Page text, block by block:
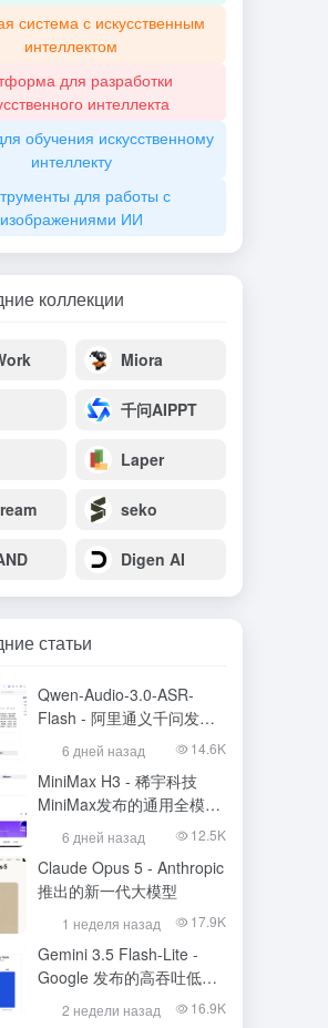
система с искусственным
интеллектом
для разработки
интеллекта
обучения искусственному
интеллекту
для работы с
изображениями ИИ
коллекции
Miora
千问AIPPT
Laper
seko
Digen AI
статьи
Qwen-Audio-3.0-ASR-
Flash - 阿里通义千问发布
的语音识别大模型
6 дней назад 14.6K
MiniMax H3 - 稀宇科技
MiniMax发布的通用全模态
生成模型
6 дней назад 12.5K
Claude Opus 5 - Anthropic
推出的新一代大模型
1 неделя назад 17.9K
Gemini 3.5 Flash-Lite -
Google 发布的高吞吐低成
本模型2 недели назад 16.9K